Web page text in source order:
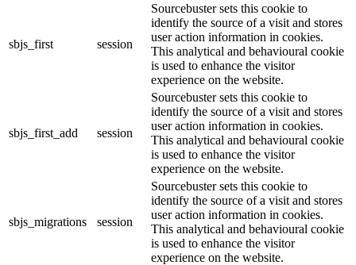
sbjs_first session
Sourcebuster sets this cookie to
identify the source of a visit and stores
user action information in cookies.
This analytical and behavioural cookie
is used to enhance the visitor
experience on the website.
sbjs_first_add session
Sourcebuster sets this cookie to
identify the source of a visit and stores
user action information in cookies.
This analytical and behavioural cookie
is used to enhance the visitor
experience on the website.
sbjs_migrations session
Sourcebuster sets this cookie to
identify the source of a visit and stores
user action information in cookies.
This analytical and behavioural cookie
is used to enhance the visitor
experience on the website.